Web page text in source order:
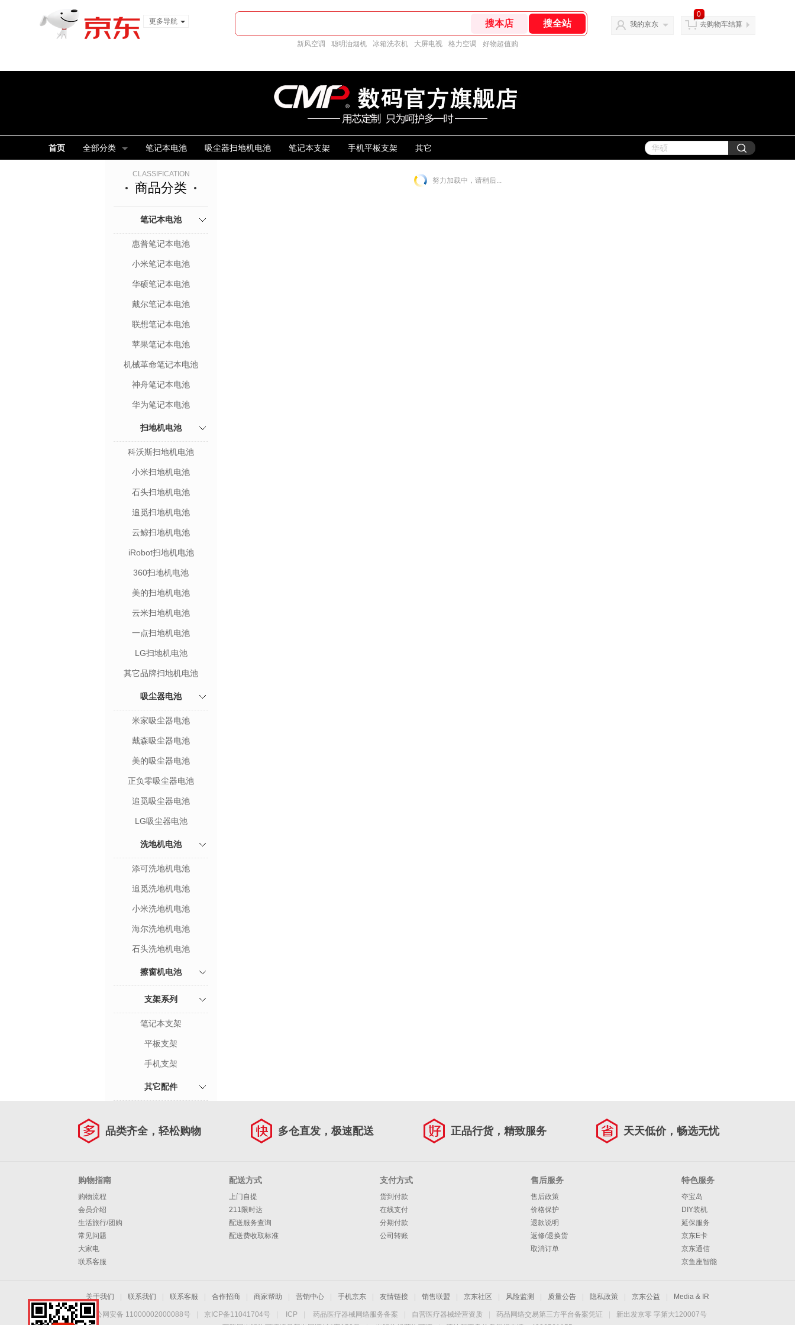
更多导航
新风空调 聪明油烟机 冰箱洗衣机 大屏电视 格力空调 好物超值购
我的京东
0
去购物车结算
首页 全部分类 笔记本电池 吸尘器扫地机电池 笔记本支架 手机平板支架 其它
CLASSIFICATION
商品分类
笔记本电池
惠普笔记本电池
小米笔记本电池
华硕笔记本电池
戴尔笔记本电池
联想笔记本电池
苹果笔记本电池
机械革命笔记本电池
神舟笔记本电池
华为笔记本电池
扫地机电池
科沃斯扫地机电池
小米扫地机电池
石头扫地机电池
追觅扫地机电池
云鲸扫地机电池
iRobot扫地机电池
360扫地机电池
美的扫地机电池
云米扫地机电池
一点扫地机电池
LG扫地机电池
其它品牌扫地机电池
吸尘器电池
米家吸尘器电池
戴森吸尘器电池
美的吸尘器电池
正负零吸尘器电池
追觅吸尘器电池
LG吸尘器电池
洗地机电池
添可洗地机电池
追觅洗地机电池
小米洗地机电池
海尔洗地机电池
石头洗地机电池
擦窗机电池
支架系列
笔记本支架
平板支架
手机支架
其它配件
努力加载中，请稍后...
品类齐全，轻松购物 多仓直发，极速配送 正品行货，精致服务 天天低价，畅选无忧
购物指南
购物流程
会员介绍
生活旅行/团购
常见问题
大家电
联系客服
配送方式
上门自提
211限时达
配送服务查询
配送费收取标准
支付方式
货到付款
在线支付
分期付款
公司转账
售后服务
售后政策
价格保护
退款说明
返修/退换货
取消订单
特色服务
夺宝岛
DIY装机
延保服务
京东E卡
京东通信
京鱼座智能
关于我们 联系我们 联系客服 合作招商 商家帮助 营销中心 手机京东 友情链接 销售联盟 京东社区 风险监测 质量公告 隐私政策 京东公益 Media & IR
京公网安备 11000002000088号 京ICP备11041704号 ICP 药品医疗器械网络服务备案 自营医疗器械经营资质 药品网络交易第三方平台备案凭证
新出发京零 字第大120007号